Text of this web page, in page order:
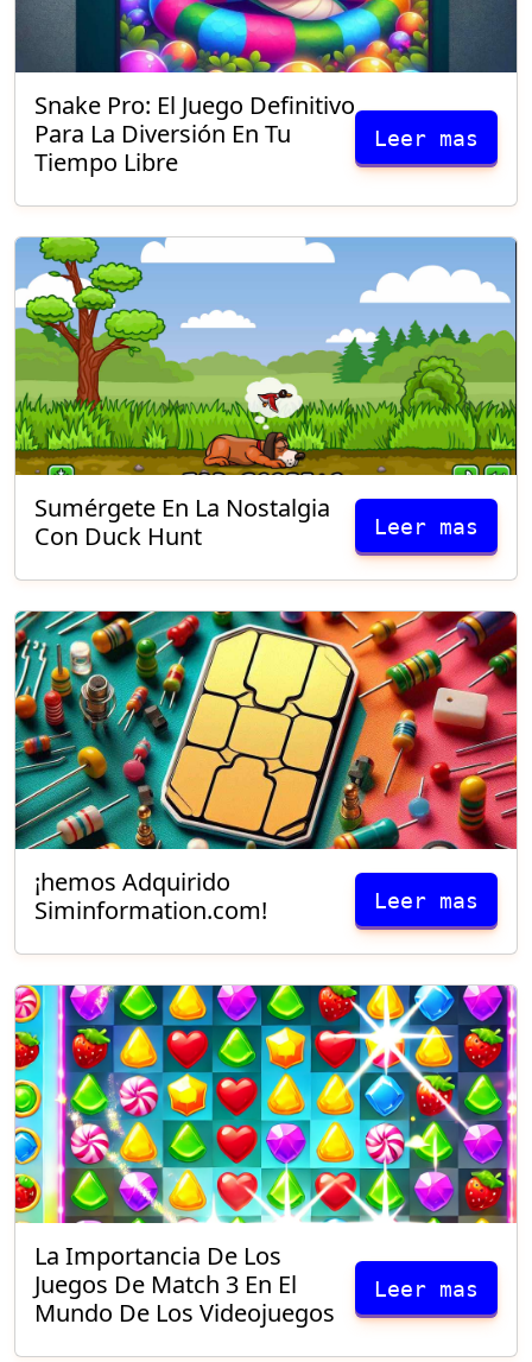
Snake Pro: El Juego Definitivo
Para La Diversión En Tu
Tiempo Libre
Leer mas
Sumérgete En La Nostalgia
Con Duck Hunt
Leer mas
¡hemos Adquirido
Siminformation.com!
Leer mas
La Importancia De Los
Juegos De Match 3 En El
Mundo De Los Videojuegos
Leer mas